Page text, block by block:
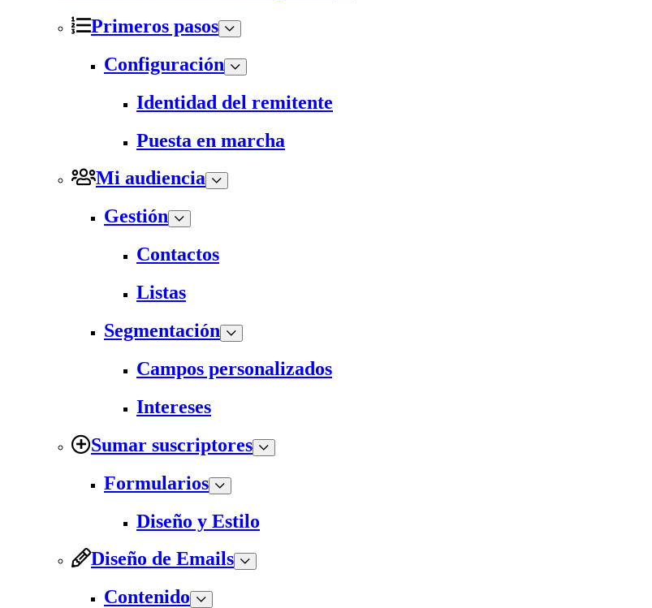
Primeros pasos
Configuración
Identidad del remitente
Puesta en marcha
Mi audiencia
Gestión
Contactos
Listas
Segmentación
Campos personalizados
Intereses
Sumar suscriptores
Formularios
Diseño y Estilo
Diseño de Emails
Contenido